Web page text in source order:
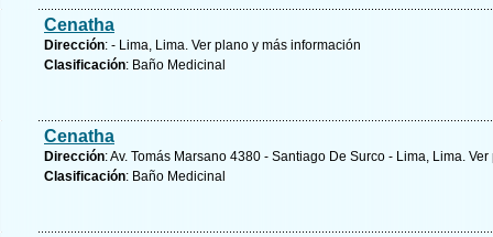
Cenatha
Dirección: - Lima, Lima. Ver plano y más información
Clasificación: Baño Medicinal
Cenatha
Dirección: Av. Tomás Marsano 4380 - Santiago De Surco - Lima, Lima. Ver
Clasificación: Baño Medicinal